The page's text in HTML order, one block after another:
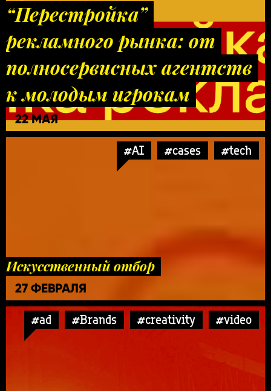
“Перестройка”
рекламного рынка: от
полносервисных агентств
к молодым игрокам
22 МАЯ
#AI #cases #tech
Искусственный отбор
27 ФЕВРАЛЯ
#ad #Brands #creativity #video